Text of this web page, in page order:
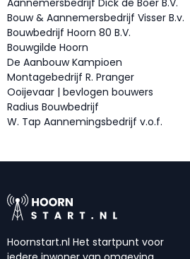
Aannemersbedrijf Dick de Boer B.V.
Bouw & Aannemersbedrijf Visser B.v.
Bouwbedrijf Hoorn 80 B.V.
Bouwgilde Hoorn
De Aanbouw Kampioen
Montagebedrijf R. Pranger
Ooijevaar | bevlogen bouwers
Radius Bouwbedrijf
W. Tap Aannemingsbedrijf v.o.f.
Hoornstart.nl Het startpunt voor